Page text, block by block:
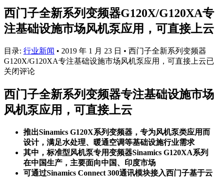
西门子全新系列变频器G120X/G120XA专
注基础设施市场风机泵应用，可直接上云
目录: 行业新闻 • 2019 年 1 月 23 日 • 西门子全新系列变频器
G120X/G120XA专注基础设施市场风机泵应用，可直接上云已
关闭评论
西门子全新系列变频器专注基础设施市场
风机泵应用，可直接上云
推出Sinamics G120X系列变频器，专为风机泵类应用而
设计，满足水处理、暖通空调等基础设施行业需求
其中，标准型风机泵专用变频器Sinamics G120XA系列
在中国生产，主要面向中国、印度市场
可通过Sinamics Connect 300通讯模块接入西门子基于云